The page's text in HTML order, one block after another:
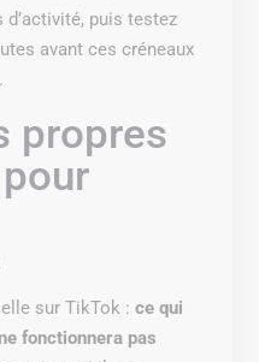
puis testez
avant ces créneaux
propres
sur TikTok :ce qui
fonctionnera pas